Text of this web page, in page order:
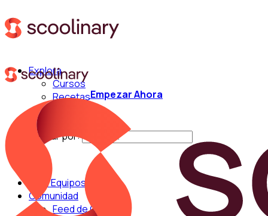
Explora
Cursos
Recetas
Buscar por:
Para Equipos
Comunidad
Feed de Cocina
Empezar Ahora